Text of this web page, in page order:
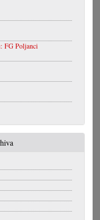
FG Poljanci